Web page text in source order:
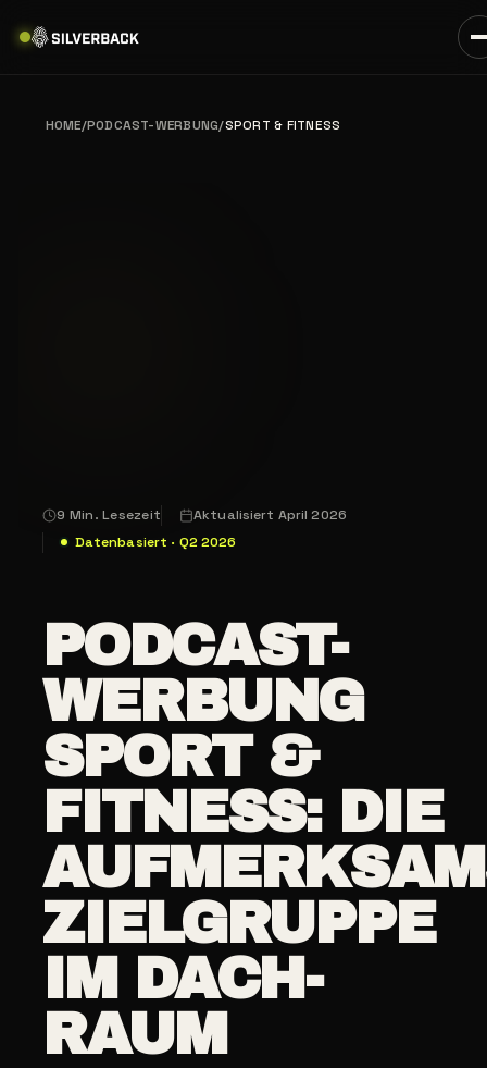
HOME/PODCAST-WERBUNG/SPORT & FITNESS
9 Min. Lesezeit
Aktualisiert April 2026
Datenbasiert · Q2 2026
PODCAST-
WERBUNG
SPORT &
FITNESS: DIE
ZIELGRUPPE
IM DACH-
RAUM